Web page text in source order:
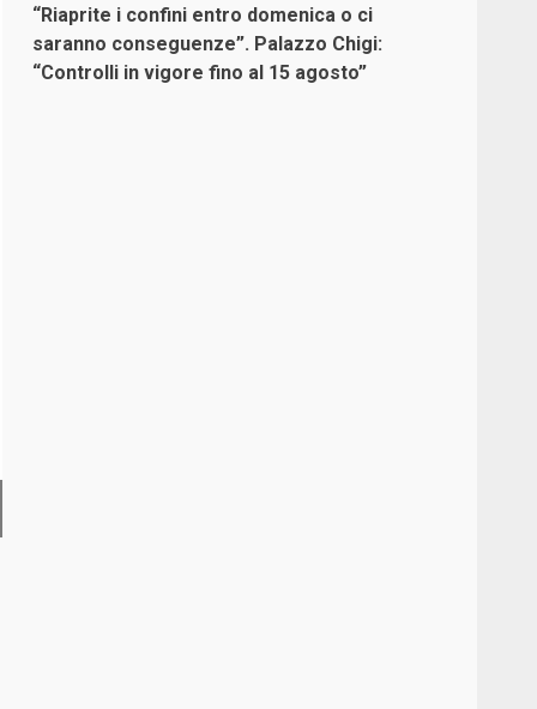
“Riaprite i confini entro domenica o ci
saranno conseguenze”. Palazzo Chigi:
“Controlli in vigore fino al 15 agosto”